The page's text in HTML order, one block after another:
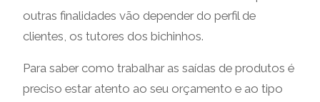
outras finalidades vão depender do perfil de
clientes, os tutores dos bichinhos.
Para saber como trabalhar as saídas de produtos é
preciso estar atento ao seu orçamento e ao tipo